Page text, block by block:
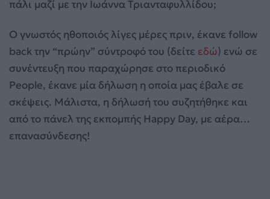
πάλι μαζί με την Ιωάννα Τριανταφυλλίδου;
Ο γνωστός ηθοποιός λίγες μέρες πριν, έκανε follow
back την “πρώην” σύντροφό του (δείτε εδώ) ενώ σε
συνέντευξη που παραχώρησε στο περιοδικό
People, έκανε μία δήλωση η οποία μας έβαλε σε
σκέψεις. Μάλιστα, η δήλωσή του συζητήθηκε και
από το πάνελ της εκπομπής Happy Day, με αέρα…
επανασύνδεσης!